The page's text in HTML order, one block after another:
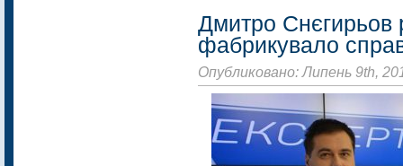
Дмитро Снєгирьов
фабрикувало
Опубликовано: Липень 9th,